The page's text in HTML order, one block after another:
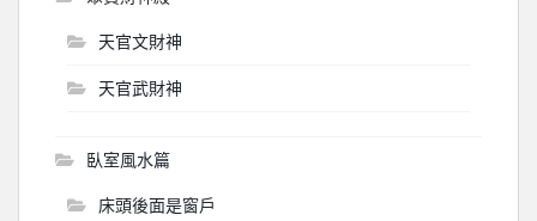
天官文財神
天官武財神
臥室風水篇
床頭後面是窗戶